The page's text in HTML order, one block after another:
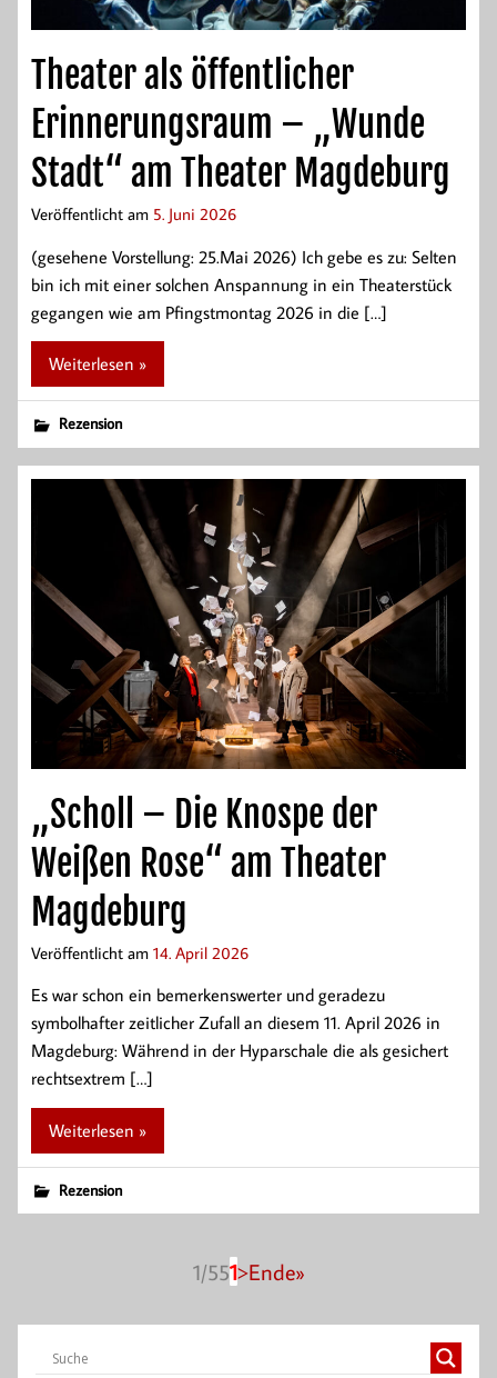
Theater als öffentlicher
Erinnerungsraum – „Wunde
Stadt“ am Theater Magdeburg
Veröffentlicht am 5. Juni 2026
(gesehene Vorstellung: 25.Mai 2026) Ich gebe es zu: Selten
bin ich mit einer solchen Anspannung in ein Theaterstück
gegangen wie am Pfingstmontag 2026 in die […]
Weiterlesen »
Rezension
„Scholl – Die Knospe der
Weißen Rose“ am Theater
Magdeburg
Veröffentlicht am 14. April 2026
Es war schon ein bemerkenswerter und geradezu
symbolhafter zeitlicher Zufall an diesem 11. April 2026 in
Magdeburg: Während in der Hyparschale die als gesichert
rechtsextrem […]
Weiterlesen »
Rezension
1/551>Ende»